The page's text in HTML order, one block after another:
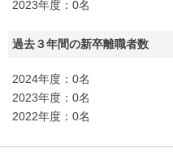
2023年度：0名
過去３年間の新卒離職者数
2024年度：0名
2023年度：0名
2022年度：0名